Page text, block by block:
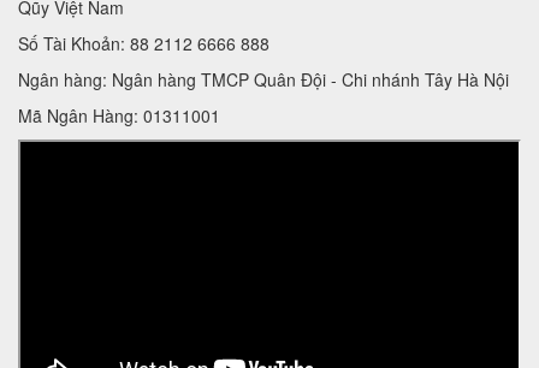
Qũy Việt Nam
Số Tài Khoản: 88 2112 6666 888
Ngân hàng: Ngân hàng TMCP Quân Đội - Chi nhánh Tây Hà Nội
Mã Ngân Hàng: 01311001